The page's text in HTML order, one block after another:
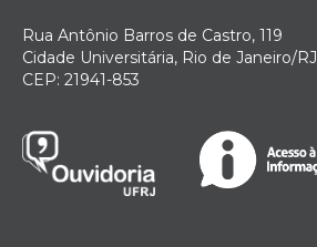
Rua Antônio Barros de Castro, 119
Cidade Universitária, Rio de Janeiro/RJ
CEP: 21941-853